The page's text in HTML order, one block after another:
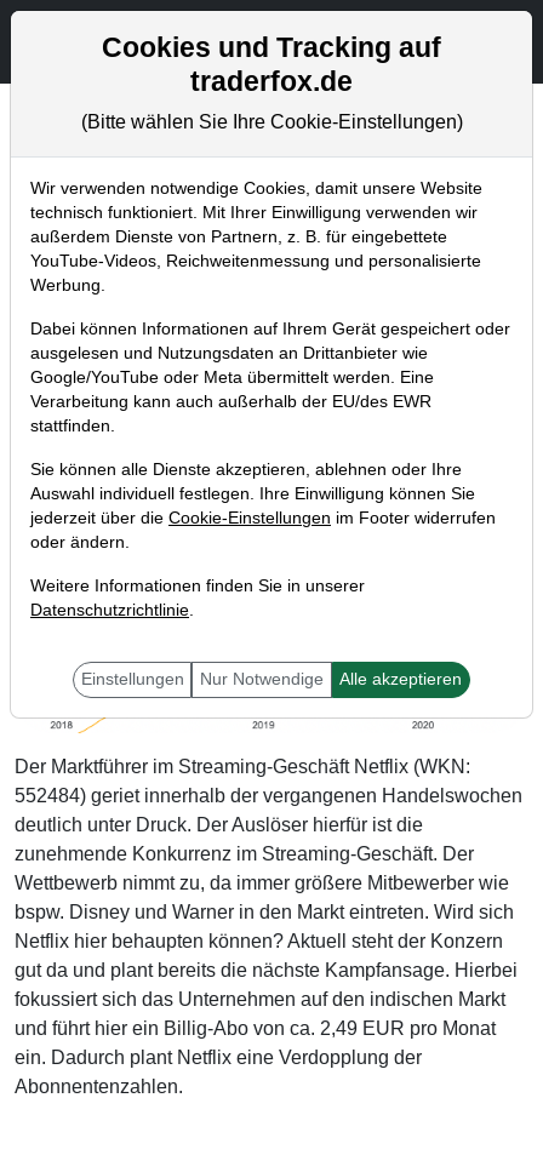
Aktien- und Artikelsuche
Chartanalysen
Home Blog Chartanalysen
Chartanalyse Netflix: bestätigtes
Turnaround-Szenario in Sicht –
primäres Kurspotenzial: 30 Prozent!
17.08.2019 um 17:12 Uhr | P. Uhlschmied
Der Marktführer im Streaming-Geschäft Netflix (WKN:
552484) geriet innerhalb der vergangenen Handelswochen
deutlich unter Druck. Der Auslöser hierfür ist die
zunehmende Konkurrenz im Streaming-Geschäft. Der
Wettbewerb nimmt zu, da immer größere Mitbewerber wie
bspw. Disney und Warner in den Markt eintreten. Wird sich
Netflix hier behaupten können? Aktuell steht der Konzern
gut da und plant bereits die nächste Kampfansage. Hierbei
fokussiert sich das Unternehmen auf den indischen Markt
und führt hier ein Billig-Abo von ca. 2,49 EUR pro Monat
ein. Dadurch plant Netflix eine Verdopplung der
Abonnentenzahlen.
Cookies und Tracking auf
traderfox.de
(Bitte wählen Sie Ihre Cookie-Einstellungen)
Wir verwenden notwendige Cookies, damit unsere Website
technisch funktioniert. Mit Ihrer Einwilligung verwenden wir
außerdem Dienste von Partnern, z. B. für eingebettete
YouTube-Videos, Reichweitenmessung und personalisierte
Werbung.
Dabei können Informationen auf Ihrem Gerät gespeichert oder
ausgelesen und Nutzungsdaten an Drittanbieter wie
Google/YouTube oder Meta übermittelt werden. Eine
Verarbeitung kann auch außerhalb der EU/des EWR
stattfinden.
Sie können alle Dienste akzeptieren, ablehnen oder Ihre
Auswahl individuell festlegen. Ihre Einwilligung können Sie
jederzeit über die Cookie-Einstellungen im Footer widerrufen
oder ändern.
Weitere Informationen finden Sie in unserer
Datenschutzrichtlinie.
Einstellungen Nur Notwendige Alle akzeptieren